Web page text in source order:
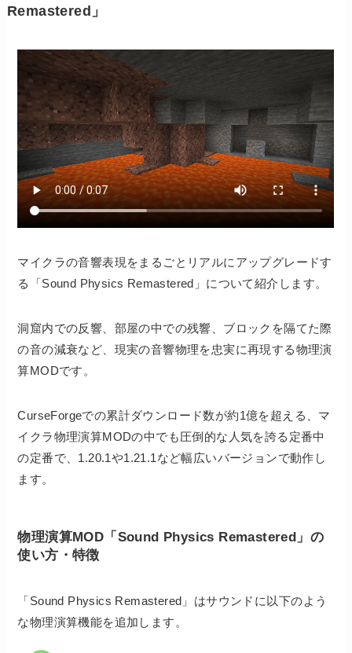
Remastered」
マイクラの音響表現をまるごとリアルにアップグレードす
る「Sound Physics Remastered」について紹介します。
洞窟内での反響、部屋の中での残響、ブロックを隔てた際
の音の減衰など、現実の音響物理を忠実に再現する物理演
算MODです。
CurseForgeでの累計ダウンロード数が約1億を超える、マ
イクラ物理演算MODの中でも圧倒的な人気を誇る定番中
の定番で、1.20.1や1.21.1など幅広いバージョンで動作し
ます。
物理演算MOD「Sound Physics Remastered」の
使い方・特徴
「Sound Physics Remastered」はサウンドに以下のよう
な物理演算機能を追加します。